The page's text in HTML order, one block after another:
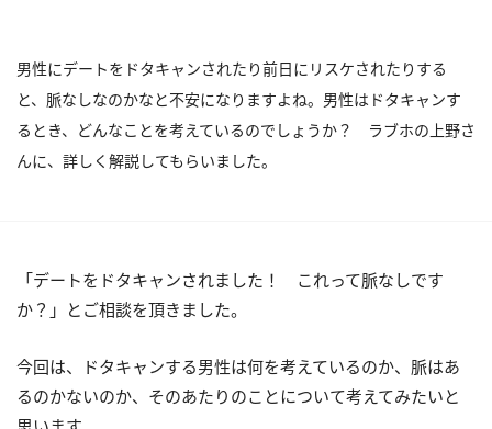
男性にデートをドタキャンされたり前日にリスケされたりする
と、脈なしなのかなと不安になりますよね。男性はドタキャンす
るとき、どんなことを考えているのでしょうか？ ラブホの上野さ
んに、詳しく解説してもらいました。
「デートをドタキャンされました！ これって脈なしです
か？」とご相談を頂きました。
今回は、ドタキャンする男性は何を考えているのか、脈はあ
るのかないのか、そのあたりのことについて考えてみたいと